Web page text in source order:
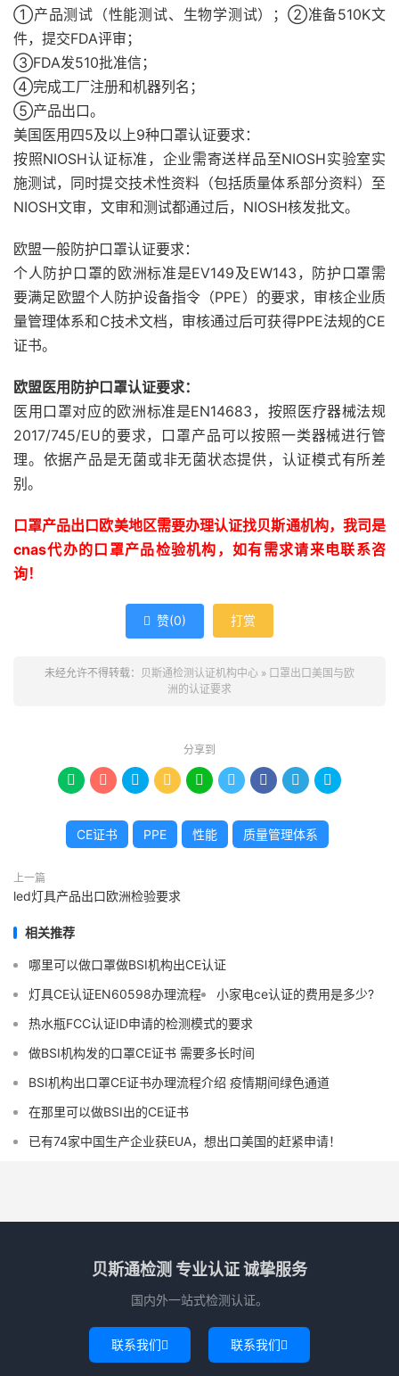
①产品测试（性能测试、生物学测试）；②准备510K文
件，提交FDA评审；
③FDA发510批准信；
④完成工厂注册和机器列名；
⑤产品出口。
美国医用四5及以上9种口罩认证要求：
按照NIOSH认证标准，企业需寄送样品至NIOSH实验室实
施测试，同时提交技术性资料（包括质量体系部分资料）至
NIOSH文审，文审和测试都通过后，NIOSH核发批文。
欧盟一般防护口罩认证要求：
个人防护口罩的欧洲标准是EV149及EW143，防护口罩需
要满足欧盟个人防护设备指令（PPE）的要求，审核企业质
量管理体系和C技术文档，审核通过后可获得PPE法规的CE
证书。
欧盟医用防护口罩认证要求：
医用口罩对应的欧洲标准是EN14683，按照医疗器械法规
2017/745/EU的要求，口罩产品可以按照一类器械进行管
理。依据产品是无菌或非无菌状态提供，认证模式有所差
别。
口罩产品出口欧美地区需要办理认证找贝斯通机构，我司是
cnas代办的口罩产品检验机构，如有需求请来电联系咨
询！
 赞(0) 打赏
未经允许不得转载： 贝斯通检测认证机构中心 » 口罩出口美国与欧
洲的认证要求
分享到
        
CE证书 PPE 性能 质量管理体系
上一篇
led灯具产品出口欧洲检验要求
相关推荐
哪里可以做口罩做BSI机构出CE认证
灯具CE认证EN60598办理流程
小家电ce认证的费用是多少?
热水瓶FCC认证ID申请的检测模式的要求
做BSI机构发的口罩CE证书 需要多长时间
BSI机构出口罩CE证书办理流程介绍 疫情期间绿色通道
在那里可以做BSI出的CE证书
已有74家中国生产企业获EUA，想出口美国的赶紧申请！
贝斯通检测 专业认证 诚挚服务
国内外一站式检测认证。
联系我们 联系我们